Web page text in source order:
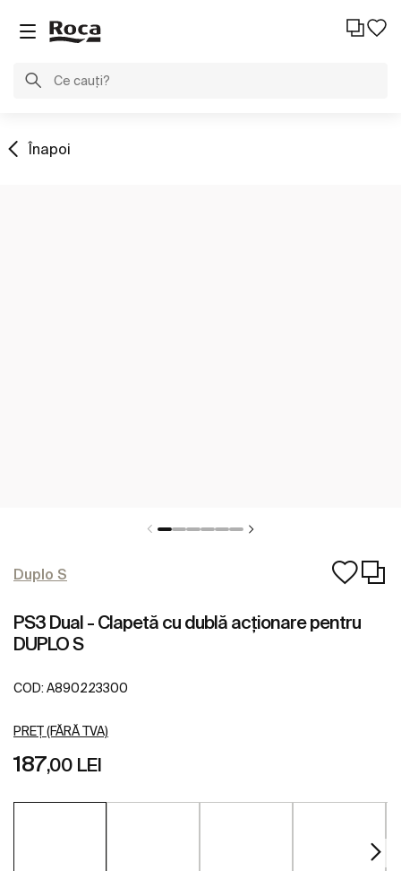
Înapoi
Duplo S
PS3 Dual - Clapetă cu dublă acționare pentru
DUPLO S
COD: A890223300
PREȚ (FĂRĂ TVA)
187,00 LEI